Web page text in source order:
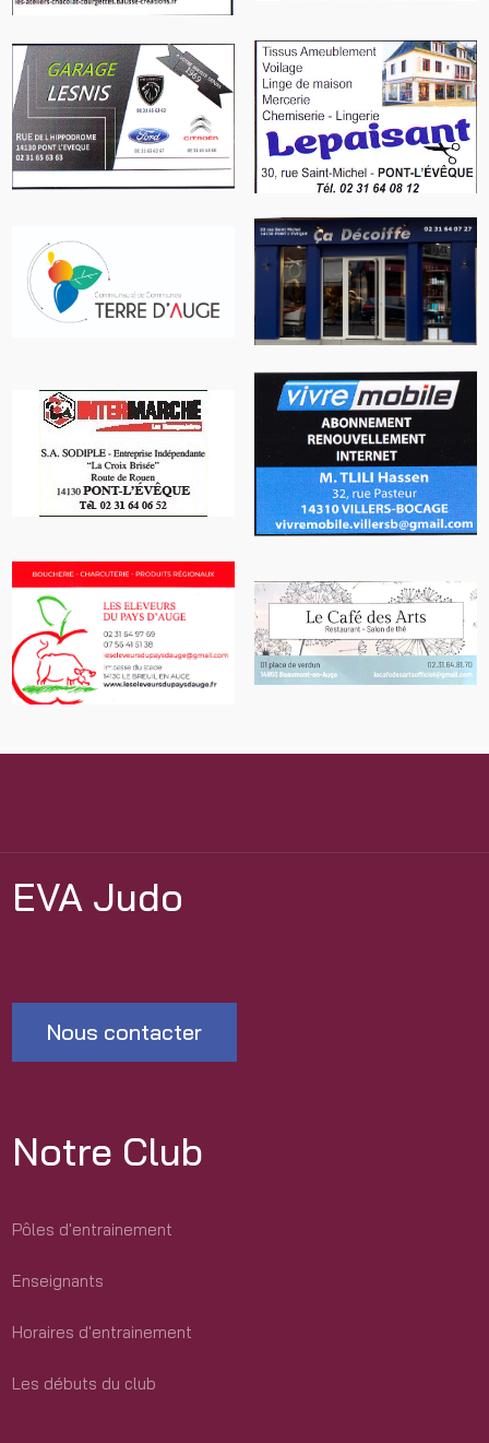
EVA Judo
Nous contacter
Notre Club
Pôles d'entrainement
Enseignants
Horaires d'entrainement
Les débuts du club